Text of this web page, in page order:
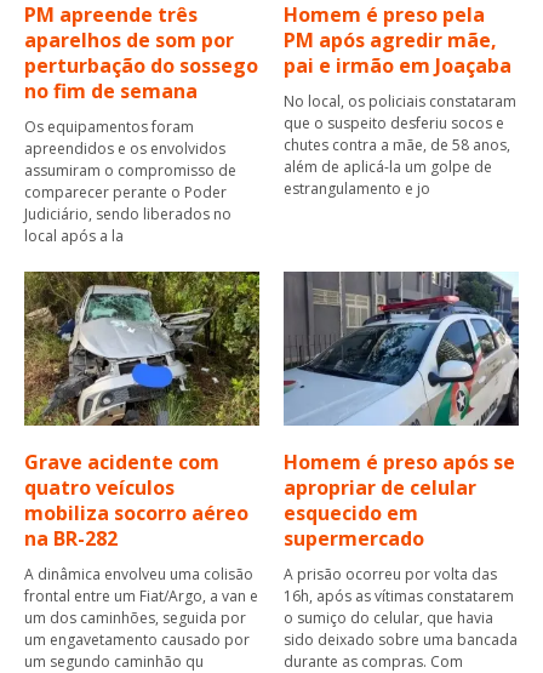
PM apreende três
aparelhos de som por
perturbação do sossego
no fim de semana
Os equipamentos foram
apreendidos e os envolvidos
assumiram o compromisso de
comparecer perante o Poder
Judiciário, sendo liberados no
local após a la
Homem é preso pela
PM após agredir mãe,
pai e irmão em Joaçaba
No local, os policiais constataram
que o suspeito desferiu socos e
chutes contra a mãe, de 58 anos,
além de aplicá-la um golpe de
estrangulamento e jo
Grave acidente com
quatro veículos
mobiliza socorro aéreo
na BR-282
A dinâmica envolveu uma colisão
frontal entre um Fiat/Argo, a van e
um dos caminhões, seguida por
um engavetamento causado por
um segundo caminhão qu
Homem é preso após se
apropriar de celular
esquecido em
supermercado
A prisão ocorreu por volta das
16h, após as vítimas constatarem
o sumiço do celular, que havia
sido deixado sobre uma bancada
durante as compras. Com